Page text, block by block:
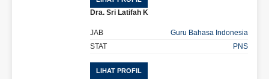
Dra. Sri Latifah K
JAB
Guru Bahasa Indonesia
STAT
PNS
LIHAT PROFIL